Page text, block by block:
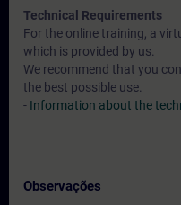
Technical Requirements
For the online training, a
which is provided by us.
We recommend that you
the best possible use.
- Information about the
Observações